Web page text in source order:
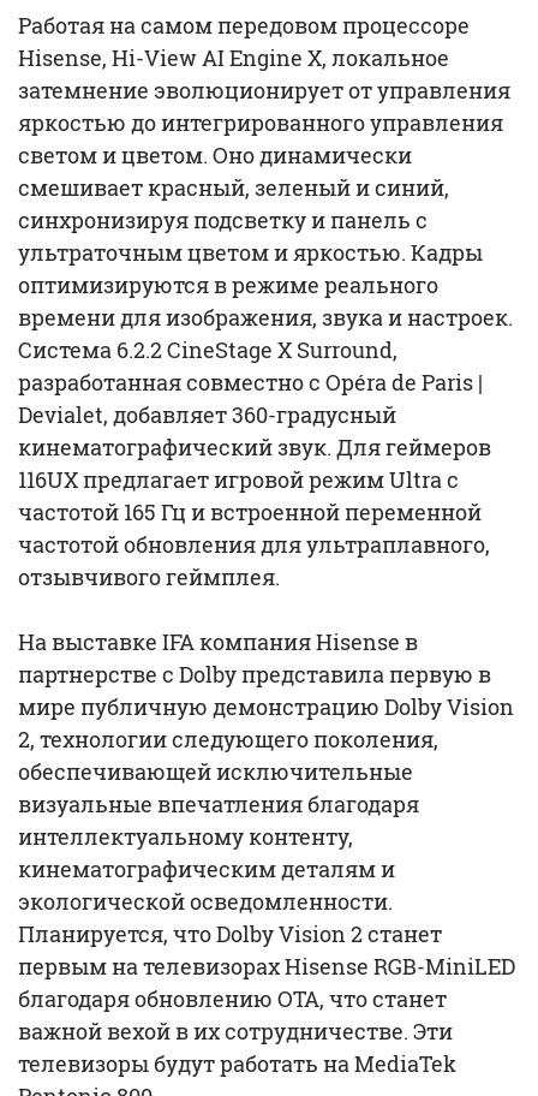
Работая на самом передовом процессоре
Hisense, Hi-View AI Engine X, локальное
затемнение эволюционирует от управления
яркостью до интегрированного управления
светом и цветом. Оно динамически
смешивает красный, зеленый и синий,
синхронизируя подсветку и панель с
ультраточным цветом и яркостью. Кадры
оптимизируются в режиме реального
времени для изображения, звука и настроек.
Система 6.2.2 CineStage X Surround,
разработанная совместно с Opéra de Paris |
Devialet, добавляет 360-градусный
кинематографический звук. Для геймеров
116UX предлагает игровой режим Ultra с
частотой 165 Гц и встроенной переменной
частотой обновления для ультраплавного,
отзывчивого геймплея.
На выставке IFA компания Hisense в
партнерстве с Dolby представила первую в
мире публичную демонстрацию Dolby Vision
2, технологии следующего поколения,
обеспечивающей исключительные
визуальные впечатления благодаря
интеллектуальному контенту,
кинематографическим деталям и
экологической осведомленности.
Планируется, что Dolby Vision 2 станет
первым на телевизорах Hisense RGB-MiniLED
благодаря обновлению OTA, что станет
важной вехой в их сотрудничестве. Эти
телевизоры будут работать на MediaTek